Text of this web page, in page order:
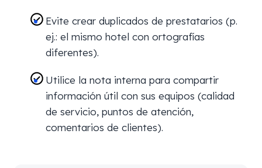
Evite crear duplicados de prestatarios (p.
ej.: el mismo hotel con ortografías
diferentes).
Utilice la nota interna para compartir
información útil con sus equipos (calidad
de servicio, puntos de atención,
comentarios de clientes).